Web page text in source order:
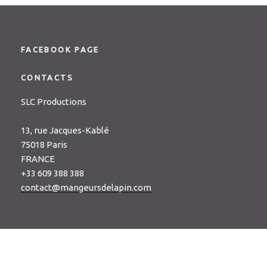
FACEBOOK PAGE
CONTACTS
SLC Productions
13, rue Jacques-Kablé
75018 Paris
FRANCE
+33 609 388 388
contact@mangeursdelapin.com